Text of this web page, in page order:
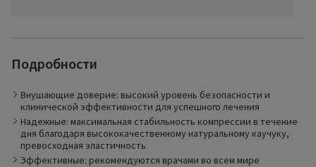
Подробности
Внушающие доверие: высокий уровень безопасности и
клинической эффективности для успешного лечения
Надежные: максимальная стабильность компрессии в течение
дня благодаря высококачественному натуральному каучуку,
превосходная эластичность
Эффективные: рекомендуются врачами во всем мире
изделия TRADITIONAL - это правильный выбор. Уникальные
эластические свойства нити обеспечивают высокую
эффективное лечение даже при заболеваниях вен на
поздней стадии. Изделия TRADITIONAL легко надевать
даже при высокой степени компрессии. Они надежны,
устойчивы к износу и проницаемы для воздуха.